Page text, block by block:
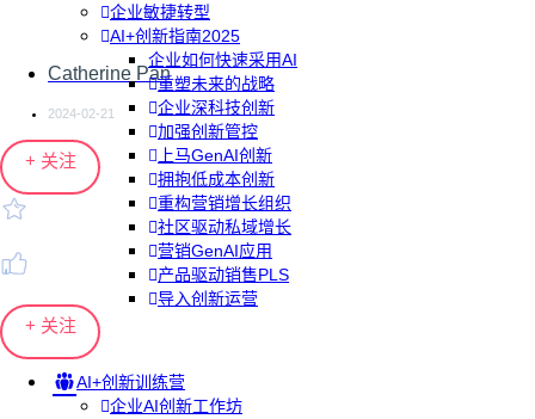
企业敏捷转型
AI+创新指南2025
企业如何快速采用AI
重塑未来的战略
企业深科技创新
加强创新管控
上马GenAI创新
拥抱低成本创新
重构营销增长组织
社区驱动私域增长
营销GenAI应用
产品驱动销售PLS
导入创新运营
AI+创新训练营
企业AI创新工作坊
Catherine Pan
2024-02-21
+ 关注
+ 关注